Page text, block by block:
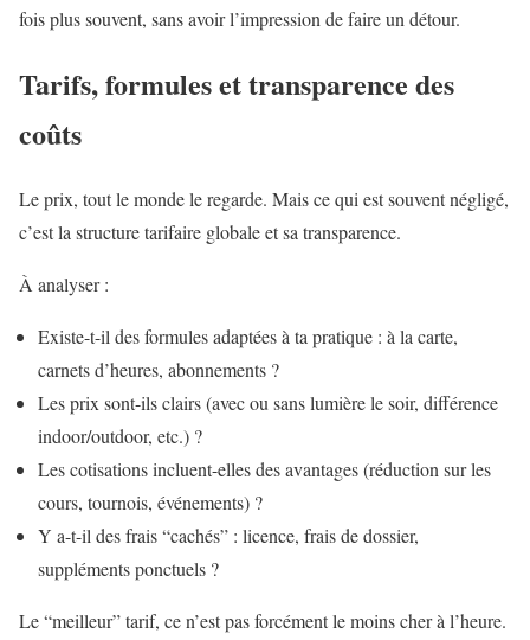
fois plus souvent, sans avoir l’impression de faire un détour.
Tarifs, formules et transparence des
coûts
Le prix, tout le monde le regarde. Mais ce qui est souvent négligé,
c’est la structure tarifaire globale et sa transparence.
À analyser :
Existe-t-il des formules adaptées à ta pratique : à la carte,
carnets d’heures, abonnements ?
Les prix sont-ils clairs (avec ou sans lumière le soir, différence
indoor/outdoor, etc.) ?
Les cotisations incluent-elles des avantages (réduction sur les
cours, tournois, événements) ?
Y a-t-il des frais “cachés” : licence, frais de dossier,
suppléments ponctuels ?
Le “meilleur” tarif, ce n’est pas forcément le moins cher à l’heure.